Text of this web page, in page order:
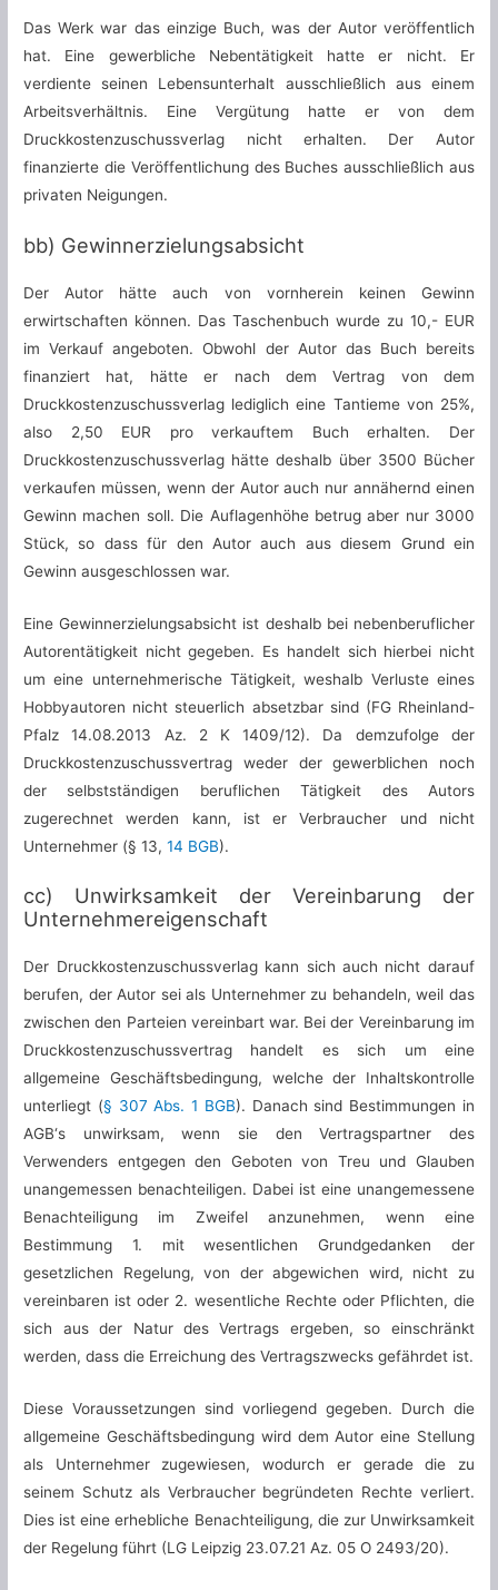
Das Werk war das einzige Buch, was der Autor veröffentlich
hat. Eine gewerbliche Nebentätigkeit hatte er nicht. Er
verdiente seinen Lebensunterhalt ausschließlich aus einem
Arbeitsverhältnis. Eine Vergütung hatte er von dem
Druckkostenzuschussverlag nicht erhalten. Der Autor
finanzierte die Veröffentlichung des Buches ausschließlich aus
privaten Neigungen.
bb) Gewinnerzielungsabsicht
Der Autor hätte auch von vornherein keinen Gewinn
erwirtschaften können. Das Taschenbuch wurde zu 10,- EUR
im Verkauf angeboten. Obwohl der Autor das Buch bereits
finanziert hat, hätte er nach dem Vertrag von dem
Druckkostenzuschussverlag lediglich eine Tantieme von 25%,
also 2,50 EUR pro verkauftem Buch erhalten. Der
Druckkostenzuschussverlag hätte deshalb über 3500 Bücher
verkaufen müssen, wenn der Autor auch nur annähernd einen
Gewinn machen soll. Die Auflagenhöhe betrug aber nur 3000
Stück, so dass für den Autor auch aus diesem Grund ein
Gewinn ausgeschlossen war.
Eine Gewinnerzielungsabsicht ist deshalb bei nebenberuflicher
Autorentätigkeit nicht gegeben. Es handelt sich hierbei nicht
um eine unternehmerische Tätigkeit, weshalb Verluste eines
Hobbyautoren nicht steuerlich absetzbar sind (FG Rheinland-
Pfalz 14.08.2013 Az. 2 K 1409/12). Da demzufolge der
Druckkostenzuschussvertrag weder der gewerblichen noch
der selbstständigen beruflichen Tätigkeit des Autors
zugerechnet werden kann, ist er Verbraucher und nicht
Unternehmer (§ 13,14 BGB).
cc) Unwirksamkeit der Vereinbarung der
Unternehmereigenschaft
Der Druckkostenzuschussverlag kann sich auch nicht darauf
berufen, der Autor sei als Unternehmer zu behandeln, weil das
zwischen den Parteien vereinbart war. Bei der Vereinbarung im
Druckkostenzuschussvertrag handelt es sich um eine
allgemeine Geschäftsbedingung, welche der Inhaltskontrolle
unterliegt (§ 307 Abs. 1 BGB). Danach sind Bestimmungen in
AGB‘s unwirksam, wenn sie den Vertragspartner des
Verwenders entgegen den Geboten von Treu und Glauben
unangemessen benachteiligen. Dabei ist eine unangemessene
Benachteiligung im Zweifel anzunehmen, wenn eine
Bestimmung 1. mit wesentlichen Grundgedanken der
gesetzlichen Regelung, von der abgewichen wird, nicht zu
vereinbaren ist oder 2. wesentliche Rechte oder Pflichten, die
sich aus der Natur des Vertrags ergeben, so einschränkt
werden, dass die Erreichung des Vertragszwecks gefährdet ist.
Diese Voraussetzungen sind vorliegend gegeben. Durch die
allgemeine Geschäftsbedingung wird dem Autor eine Stellung
als Unternehmer zugewiesen, wodurch er gerade die zu
seinem Schutz als Verbraucher begründeten Rechte verliert.
Dies ist eine erhebliche Benachteiligung, die zur Unwirksamkeit
der Regelung führt (LG Leipzig 23.07.21 Az. 05 O 2493/20).